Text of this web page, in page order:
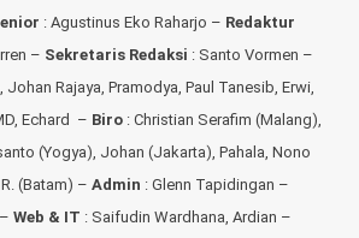
: Agustinus Eko Raharjo – Redaktur
– Sekretaris Redaksi : Santo Vormen –
Rajaya, Pramodya, Paul Tanesib, Erwi,
Echard – Biro : Christian Serafim (Malang),
(Yogya), Johan (Jakarta), Pahala, Nono
(Batam) – Admin : Glenn Tapidingan –
Web & IT : Saifudin Wardhana, Ardian –